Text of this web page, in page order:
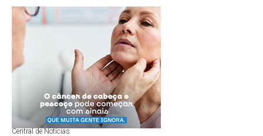
Central de Notícias